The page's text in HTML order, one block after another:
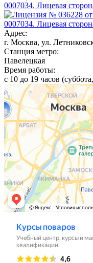
Адрес:
г. Москва, ул.
Станция метро:
Павелецкая
Время работы:
с 10 до 19 часов